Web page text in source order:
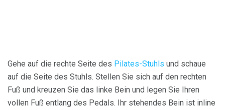
Gehe auf die rechte Seite des Pilates-Stuhls und schaue
auf die Seite des Stuhls. Stellen Sie sich auf den rechten
Fuß und kreuzen Sie das linke Bein und legen Sie Ihren
vollen Fuß entlang des Pedals. Ihr stehendes Bein ist inline